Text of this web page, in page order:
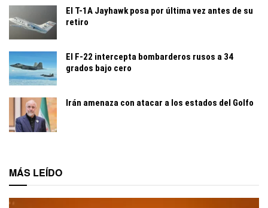
El T-1A Jayhawk posa por última vez antes de su
retiro
El F-22 intercepta bombarderos rusos a 34
grados bajo cero
Irán amenaza con atacar a los estados del Golfo
MÁS LEÍDO